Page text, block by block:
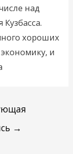
над
хороших
и
→